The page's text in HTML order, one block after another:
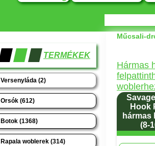
TERMÉKEK
Versenyláda (2)
Orsók (612)
Botok (1368)
Rapala woblerek (314)
Műcsali-
Hármas
Hook
hármas
(8-